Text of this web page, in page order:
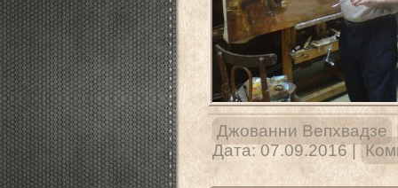
Джованни Вепхвадзе
Дата: 07.09.2016 |